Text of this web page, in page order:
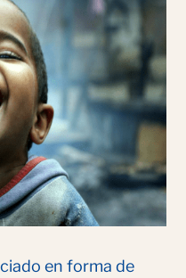
en forma de